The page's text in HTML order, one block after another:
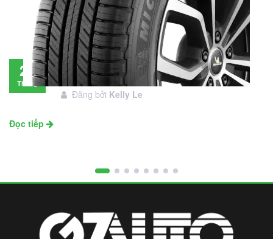
28
Tháng
Đánh giá lốp Michelin Primacy SUV: Đáng
đầu tư không?
Đăng bởi Kelly Le
Đọc tiếp